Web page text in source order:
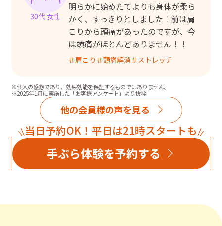
30代 女性
明らかに始めたてよりも身体が柔ら
かく、すっきりとしました！前は肩
こりから頭痛があったのですが、今
は頭痛がほとんどありません！！
＃肩こり ＃頭痛解消＃ストレッチ
※個人の感想であり、効果効能を保証するものではありません。
※2025年1月に実施した「お客様アンケート」より抜粋
他の会員様の声を見る
当日予約OK！平日は21時スタートも
手ぶら体験を予約する